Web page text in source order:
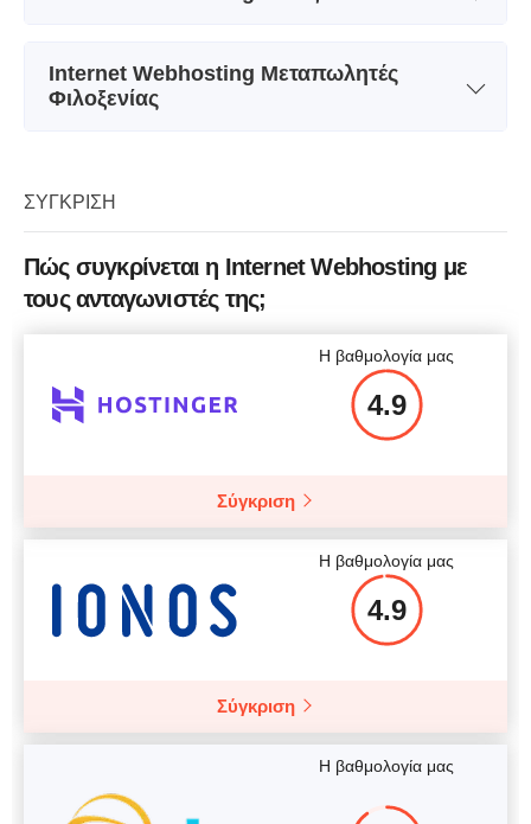
Αποθήκευση 30 GB
Περισσότερες Λεπτομέρειες
Internet Webhosting Μεταπωλητές
Φιλοξενίας
Αποθήκευση
Αριθμός Τοποθεσιών
Τιμή $24.13
ΣΎΓΚΡΙΣΗ
Πώς συγκρίνεται η Internet Webhosting με
τους ανταγωνιστές της;
Η βαθμολογία μας
4.9
Σύγκριση
Η βαθμολογία μας
4.9
Σύγκριση
Η βαθμολογία μας